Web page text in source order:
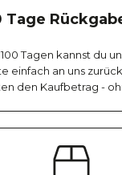
Tage
Tagen kannst du
einfach an uns
den Kaufbetrag -